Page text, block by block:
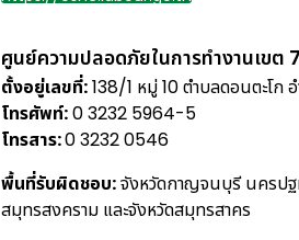
ศูนย์ความปลอดภัยในการทำงานเขต
ตั้งอยู่เลขที่:138/1 หมู่ 10 ตำบลดอนตะโก
โทรศัพท์:0 3232 5964-5
โทรสาร:0 3232 0546
พื้นที่รับผิดชอบ:จังหวัดกาญจนบุรี นครป
สมุทรสงคราม และจังหวัดสมุทรสาคร